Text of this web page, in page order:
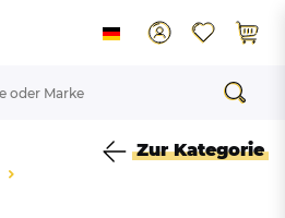
Zur Kategorie